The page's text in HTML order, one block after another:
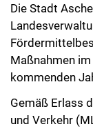
Die Stadt
Maßnahmen
kommenden
Gemäß Erlass
und Verkehr